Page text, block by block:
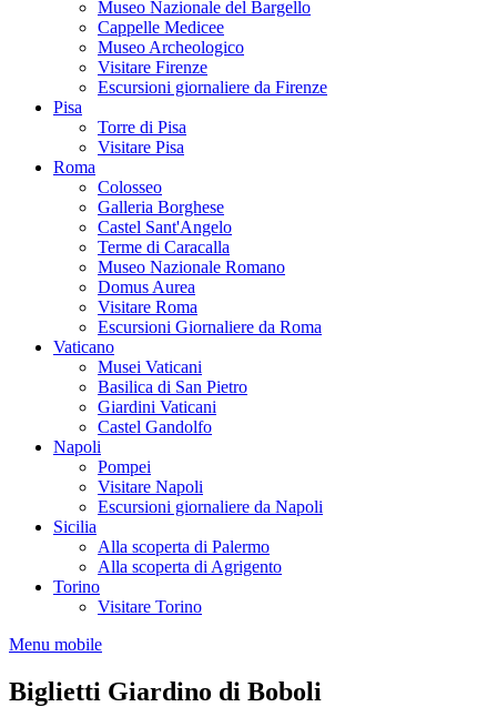
Museo Nazionale del Bargello
Cappelle Medicee
Museo Archeologico
Visitare Firenze
Escursioni giornaliere da Firenze
Pisa
Torre di Pisa
Visitare Pisa
Roma
Colosseo
Galleria Borghese
Castel Sant'Angelo
Terme di Caracalla
Museo Nazionale Romano
Domus Aurea
Visitare Roma
Escursioni Giornaliere da Roma
Vaticano
Musei Vaticani
Basilica di San Pietro
Giardini Vaticani
Castel Gandolfo
Napoli
Pompei
Visitare Napoli
Escursioni giornaliere da Napoli
Sicilia
Alla scoperta di Palermo
Alla scoperta di Agrigento
Torino
Visitare Torino
Menu mobile
Biglietti Giardino di Boboli